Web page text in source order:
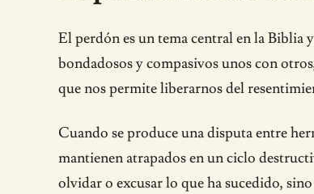
El perdón es un tema central en la Biblia
bondadosos y compasivos unos con
que nos permite liberarnos del
Cuando se produce una disputa entre
mantienen atrapados en un ciclo
olvidar o excusar lo que ha sucedido,